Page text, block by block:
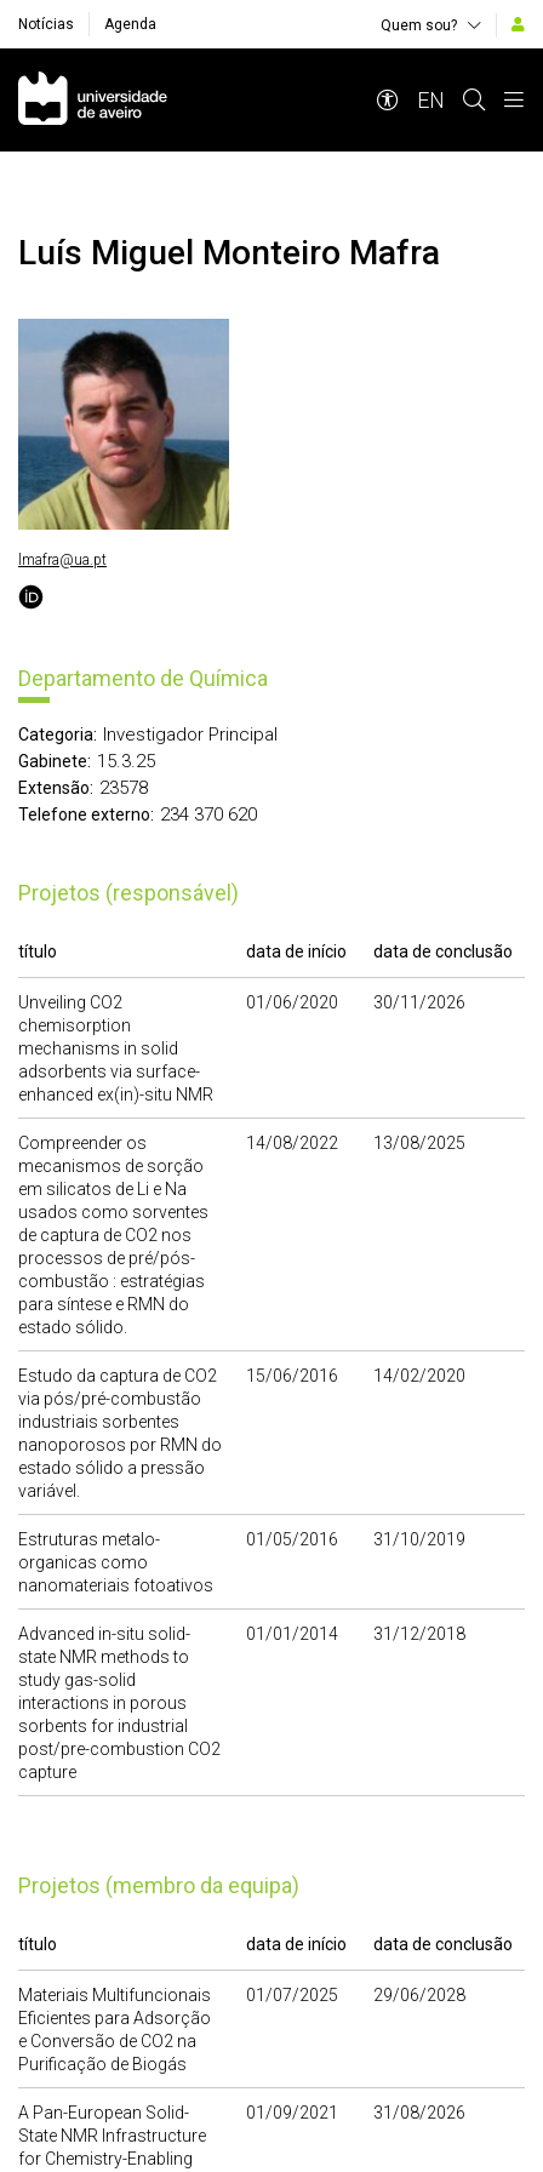
Notícias Agenda Quem sou?
Navegação Principal
EN
Luís Miguel Monteiro Mafra
Departamento de Química
Categoria: Investigador Principal
Gabinete: 15.3.25
Extensão: 23578
Telefone externo: 234 370 620
Projetos (responsável)
título data de início data de conclusão
Unveiling CO2
chemisorption
mechanisms in solid
adsorbents via surface-
enhanced ex(in)-situ NMR
01/06/2020 30/11/2026
Compreender os
mecanismos de sorção
em silicatos de Li e Na
usados como sorventes
de captura de CO2 nos
processos de pré/pós-
combustão : estratégias
para síntese e RMN do
estado sólido.
14/08/2022 13/08/2025
Estudo da captura de CO2
via pós/pré-combustão
industriais sorbentes
nanoporosos por RMN do
estado sólido a pressão
variável.
15/06/2016 14/02/2020
Estruturas metalo-
organicas como
nanomateriais fotoativos
01/05/2016 31/10/2019
Advanced in-situ solid-
state NMR methods to
study gas-solid
interactions in porous
sorbents for industrial
post/pre-combustion CO2
capture
01/01/2014 31/12/2018
Projetos (membro da equipa)
título data de início data de conclusão
Materiais Multifuncionais
Eficientes para Adsorção
e Conversão de CO2 na
Purificação de Biogás
01/07/2025 29/06/2028
A Pan-European Solid-
State NMR Infrastructure
for Chemistry-Enabling
01/09/2021 31/08/2026
lmafra@ua.pt